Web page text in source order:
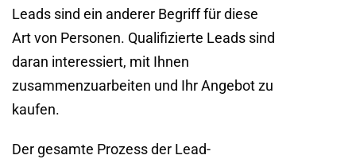
Leads sind ein anderer Begriff für diese
Art von Personen. Qualifizierte Leads sind
daran interessiert, mit Ihnen
zusammenzuarbeiten und Ihr Angebot zu
kaufen.
Der gesamte Prozess der Lead-